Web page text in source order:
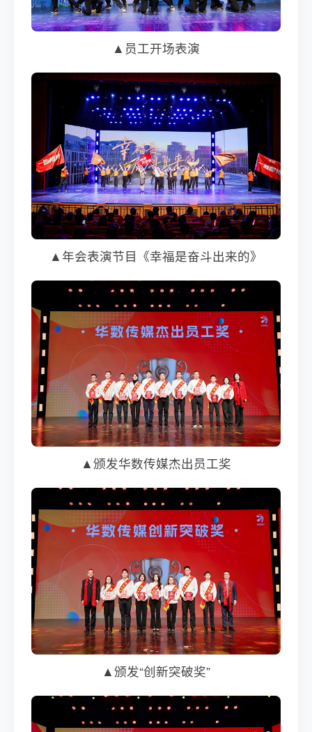
▲员工开场表演
▲年会表演节目《幸福是奋斗出来的》
▲颁发华数传媒杰出员工奖
▲颁发“创新突破奖”